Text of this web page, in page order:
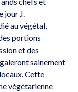
jour J.
au végétal,
portions
et des
sainement
Cette
végétarienne